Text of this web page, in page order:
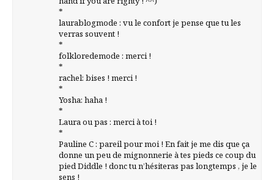
*
laurablogmode : vu le confort je pense que tu les
verras souvent !
*
folkloredemode : merci !
*
rachel: bises ! merci !
*
Yosha: haha !
*
Laura ou pas : merci à toi !
*
Pauline C : pareil pour moi ! En fait je me dis que ça
donne un peu de mignonnerie à tes pieds ce coup du
pied Diddle ! donc tu n’hésiteras pas longtemps , je le
sens !